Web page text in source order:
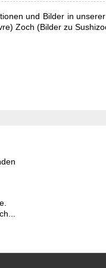
und Bilder in
Zoch (Bilder zu